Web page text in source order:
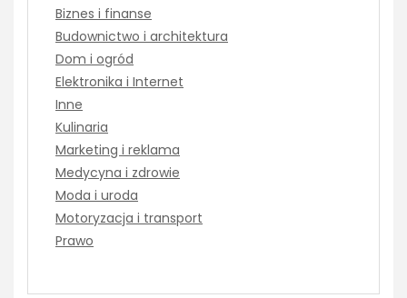
Biznes i finanse
Budownictwo i architektura
Dom i ogród
Elektronika i Internet
Inne
Kulinaria
Marketing i reklama
Medycyna i zdrowie
Moda i uroda
Motoryzacja i transport
Prawo